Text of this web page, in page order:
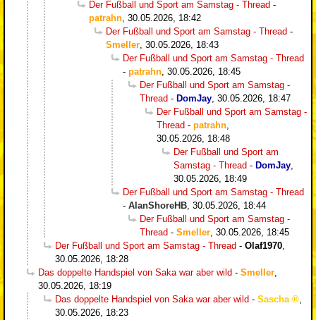
Der Fußball und Sport am Samstag - Thread -
patrahn 30.05.2026, 18:42
Der Fußball und Sport am Samstag - Thread -
Smeller 30.05.2026, 18:43
Der Fußball und Sport am Samstag - Thread
- patrahn 30.05.2026, 18:45
Der Fußball und Sport am Samstag -
Thread - DomJay 30.05.2026, 18:47
Der Fußball und Sport am Samstag -
Thread - patrahn
30.05.2026, 18:48
Der Fußball und Sport am
Samstag - Thread - DomJay
30.05.2026, 18:49
Der Fußball und Sport am Samstag - Thread
- AlanShoreHB 30.05.2026, 18:44
Der Fußball und Sport am Samstag -
Thread - Smeller 30.05.2026, 18:45
Der Fußball und Sport am Samstag - Thread - Olaf1970
30.05.2026, 18:28
Das doppelte Handspiel von Saka war aber wild - Smeller
30.05.2026, 18:19
Das doppelte Handspiel von Saka war aber wild - Sascha
30.05.2026, 18:23